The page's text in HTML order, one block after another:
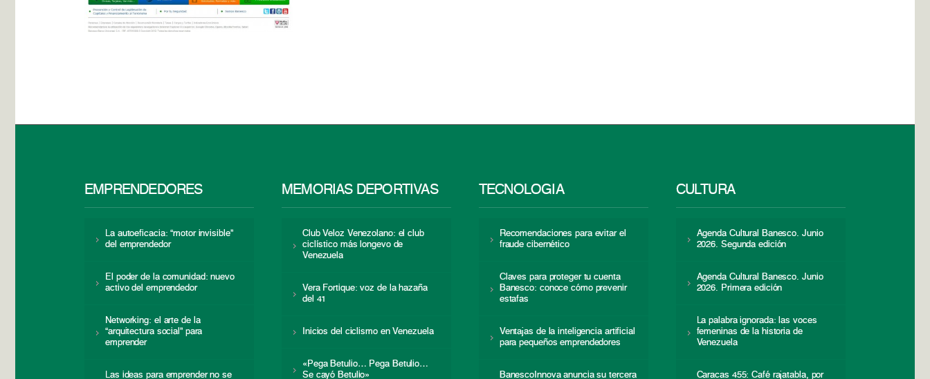
EMPRENDEDORES
La autoeficacia: “motor invisible”
del emprendedor
El poder de la comunidad: nuevo
activo del emprendedor
Networking: el arte de la
“arquitectura social” para
emprender
Las ideas para emprender no se
MEMORIAS DEPORTIVAS
Club Veloz Venezolano: el club
ciclístico más longevo de
Venezuela
Vera Fortique: voz de la hazaña
del 41
Inicios del ciclismo en Venezuela
«Pega Betulio… Pega Betulio…
Se cayó Betulio»
TECNOLOGÍA
Recomendaciones para evitar el
fraude cibernético
Claves para proteger tu cuenta
Banesco: conoce cómo prevenir
estafas
Ventajas de la inteligencia artificial
para pequeños emprendedores
BanescoInnova anuncia su tercera
CULTURA
Agenda Cultural Banesco. Junio
2026. Segunda edición
Agenda Cultural Banesco. Junio
2026. Primera edición
La palabra ignorada: las voces
femeninas de la historia de
Venezuela
Caracas 455: Café rajatabla, por